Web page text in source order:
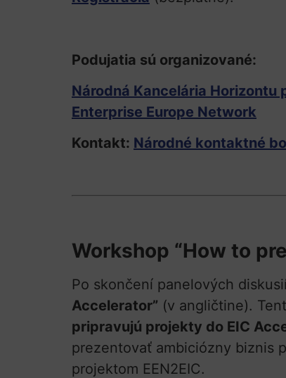
Podujatia sú organizované:
Národná Kancelária Horizontu
Enterprise Europe Network
Kontakt: Národné kontaktné
Workshop “How to
Po skončení panelových
Accelerator” (v angličtine).
pripravujú projekty do EIC
prezentovať ambiciózny biznis
projektom EEN2EIC.